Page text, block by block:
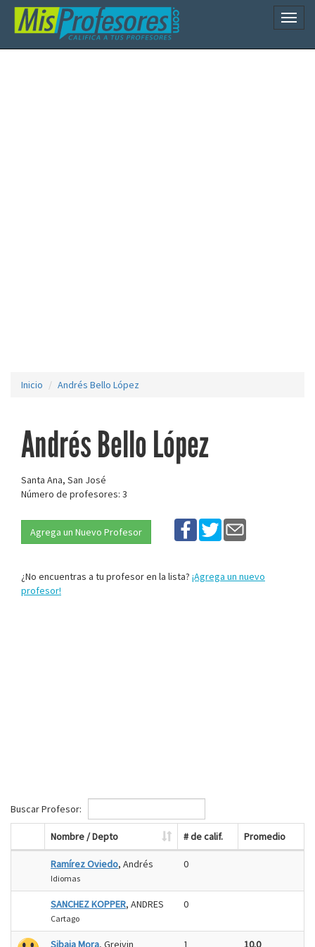
Inicio Andrés Bello López
Andrés Bello López
Santa Ana, San José
Número de profesores: 3
Agrega un Nuevo Profesor
¿No encuentras a tu profesor en la lista? ¡Agrega un nuevo
profesor!
Buscar Profesor:
Nombre / Depto # de calif. Promedio
Ramírez Oviedo, Andrés
Idiomas
0
SANCHEZ KOPPER, ANDRES
Cartago
0
Sibaja Mora, Greivin 1 10.0